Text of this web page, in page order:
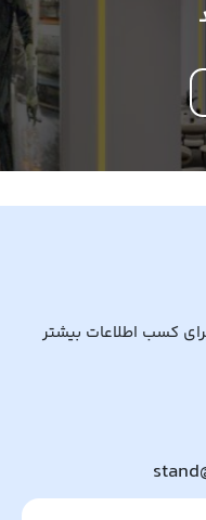
کسب اطلاعات بیشتر